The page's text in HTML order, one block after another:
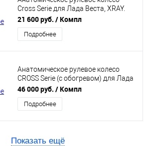
Cross Serie для Лада Веста, XRAY.
"Ferrum"
21 600 руб. / Компл
Подробнее
Анатомическое рулевое колесо
CROSS Serie (с обогревом) для Лада
Веста, XRAY. "Ferrum"
46 000 руб. / Компл
Подробнее
Показать ещё